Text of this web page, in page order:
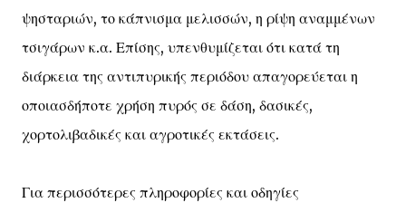
ψησταριών, το κάπνισμα μελισσών, η ρίψη αναμμένων
τσιγάρων κ.α. Επίσης, υπενθυμίζεται ότι κατά τη
διάρκεια της αντιπυρικής περιόδου απαγορεύεται η
οποιασδήποτε χρήση πυρός σε δάση, δασικές,
χορτολιβαδικές και αγροτικές εκτάσεις.
Για περισσότερες πληροφορίες και οδηγίες